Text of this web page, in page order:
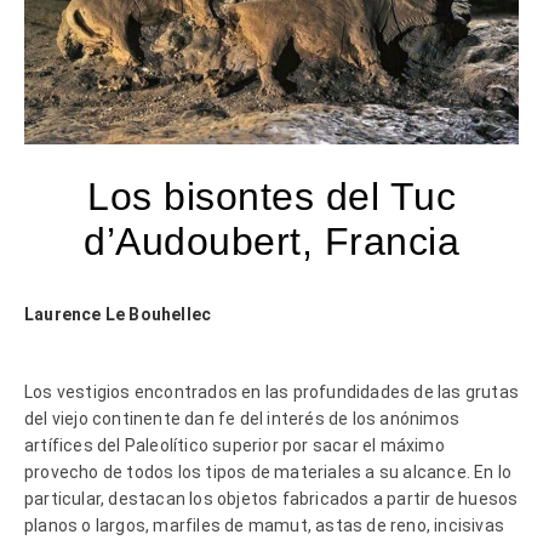
Los bisontes del Tuc
d’Audoubert, Francia
Laurence Le Bouhellec
Los vestigios encontrados en las profundidades de las grutas
del viejo continente dan fe del interés de los anónimos
artífices del Paleolítico superior por sacar el máximo
provecho de todos los tipos de materiales a su alcance. En lo
particular, destacan los objetos fabricados a partir de huesos
planos o largos, marfiles de mamut, astas de reno, incisivas